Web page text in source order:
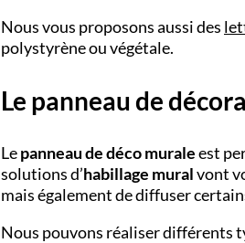
Nous vous proposons aussi des
polystyrène ou végétale.
Le panneau de
Lepanneau de déco muraleest
solutions d’habillage muralvont
mais également de diffuser
Nous pouvons réaliser différents